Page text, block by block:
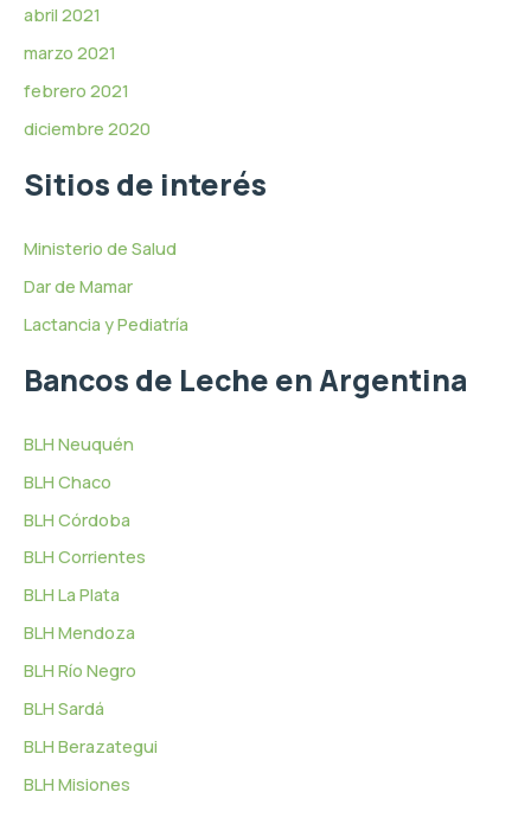
abril 2021
marzo 2021
febrero 2021
diciembre 2020
Sitios de interés
Ministerio de Salud
Dar de Mamar
Lactancia y Pediatría
Bancos de Leche en Argentina
BLH Neuquén
BLH Chaco
BLH Córdoba
BLH Corrientes
BLH La Plata
BLH Mendoza
BLH Río Negro
BLH Sardá
BLH Berazategui
BLH Misiones